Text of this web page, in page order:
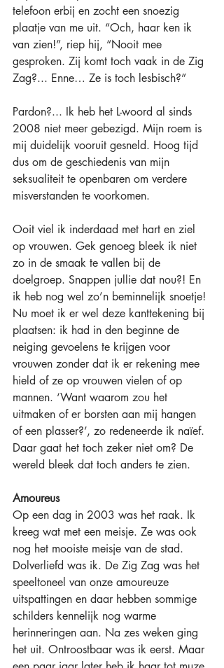
telefoon erbij en zocht een snoezig
plaatje van me uit. “Och, haar ken ik
van zien!”, riep hij, “Nooit mee
gesproken. Zij komt toch vaak in de Zig
Zag?... Enne… Ze is toch lesbisch?”
Pardon?... Ik heb het L-woord al sinds
2008 niet meer gebezigd. Mijn roem is
mij duidelijk vooruit gesneld. Hoog tijd
dus om de geschiedenis van mijn
seksualiteit te openbaren om verdere
misverstanden te voorkomen.
Ooit viel ik inderdaad met hart en ziel
op vrouwen. Gek genoeg bleek ik niet
zo in de smaak te vallen bij de
doelgroep. Snappen jullie dat nou?! En
ik heb nog wel zo’n beminnelijk snoetje!
Nu moet ik er wel deze kanttekening bij
plaatsen: ik had in den beginne de
neiging gevoelens te krijgen voor
vrouwen zonder dat ik er rekening mee
hield of ze op vrouwen vielen of op
mannen. ‘Want waarom zou het
uitmaken of er borsten aan mij hangen
of een plasser?’, zo redeneerde ik naïef.
Daar gaat het toch zeker niet om? De
wereld bleek dat toch anders te zien.
Amoureus
Op een dag in 2003 was het raak. Ik
kreeg wat met een meisje. Ze was ook
nog het mooiste meisje van de stad.
Dolverliefd was ik. De Zig Zag was het
speeltoneel van onze amoureuze
uitspattingen en daar hebben sommige
schilders kennelijk nog warme
herinneringen aan. Na zes weken ging
het uit. Ontroostbaar was ik eerst. Maar